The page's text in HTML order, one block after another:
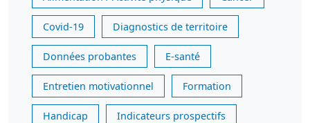
Covid-19 Diagnostics de territoire
Données probantes E-santé
Entretien motivationnel Formation
Handicap Indicateurs prospectifs